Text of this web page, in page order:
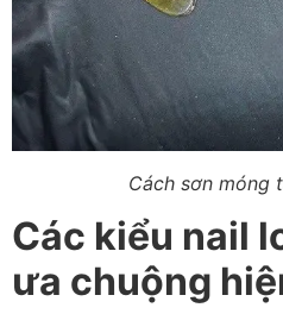
Cách sơn móng
Các kiểu nail
ưa chuộng